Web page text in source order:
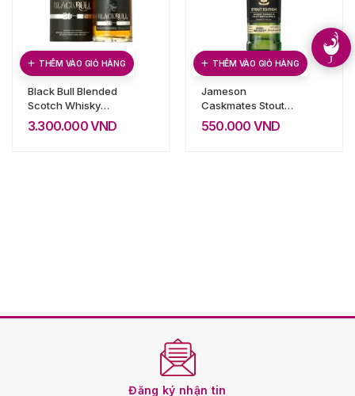
THÊM VÀO GIỎ HÀNG
Black Bull Blended
Scotch Whisky
21YO 700ml
3.300.000VND
THÊM VÀO GIỎ HÀNG
Jameson
Caskmates Stout
Edition
550.000 VND
Đăng ký nhận tin